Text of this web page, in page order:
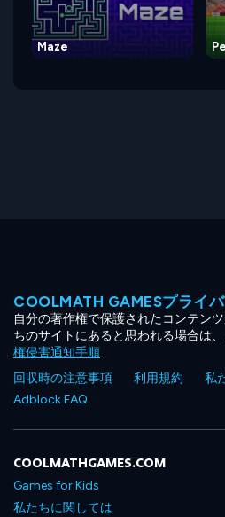
Maze
COOLMATH GAMESプライ
自分の著作権で保護されたコンテン
ちのサイトにあると思われる場合は
権侵害通知手順.
回収時の注意事項
利用規約
私
Adblock FAQ
COOLMATHGAMES.COM
Games for Kids
私たちに関しては